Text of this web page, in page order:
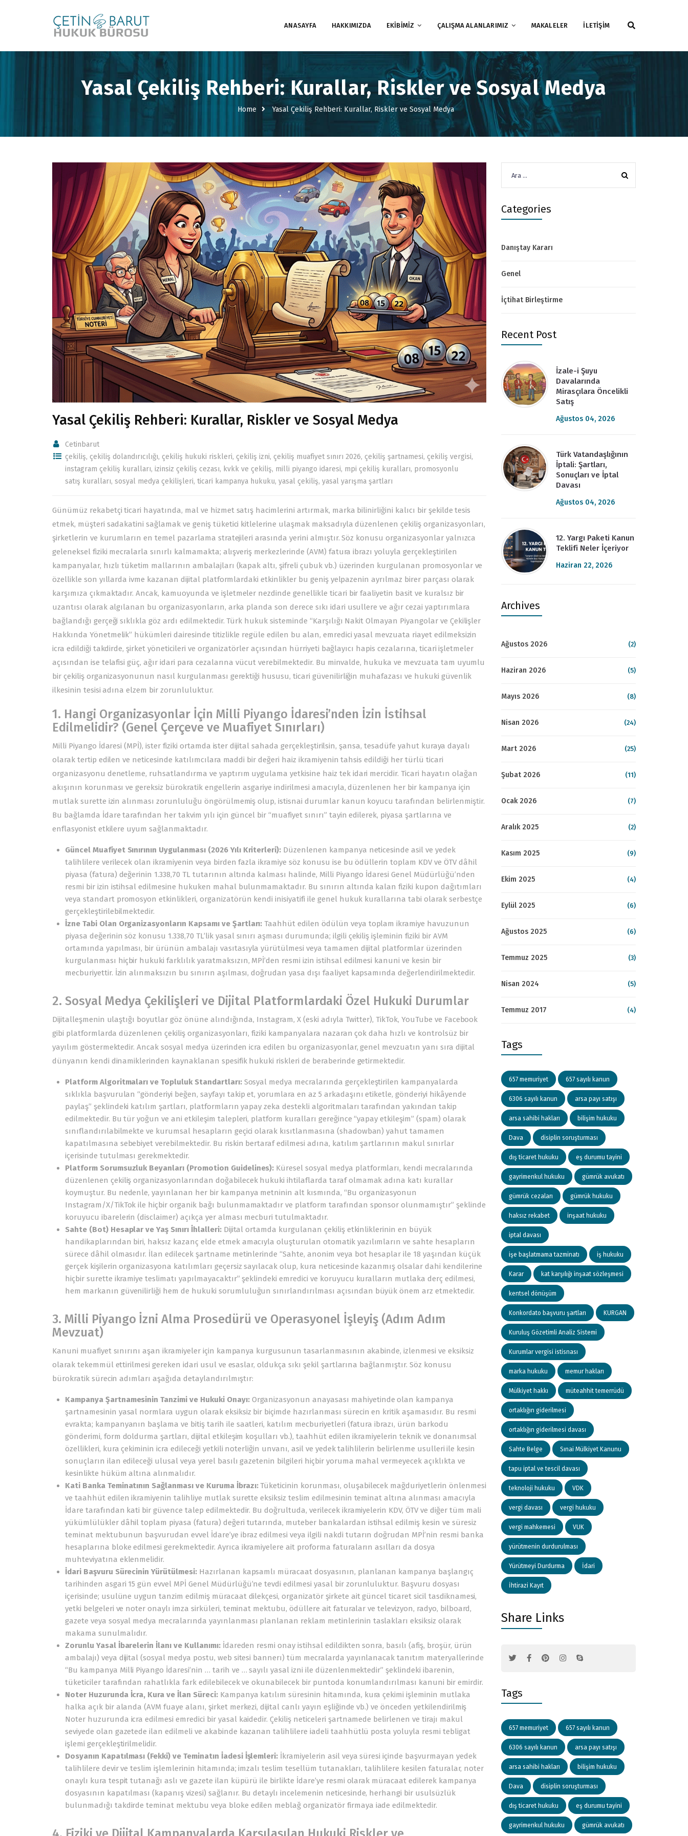
ANASAYFA HAKKIMIZDA EKİBİMİZ ÇALIŞMA ALANLARIMIZ MAKALELER İLETİŞİM
Yasal Çekiliş Rehberi: Kurallar, Riskler ve Sosyal Medya
Home Yasal Çekiliş Rehberi: Kurallar, Riskler ve Sosyal Medya
Yasal Çekiliş Rehberi: Kurallar, Riskler ve Sosyal Medya
Cetinbarut
çekiliş, çekiliş dolandırıcılığı, çekiliş hukuki riskleri, çekiliş izni, çekiliş muafiyet sınırı 2026, çekiliş şartnamesi, çekiliş vergisi,
instagram çekiliş kuralları, izinsiz çekiliş cezası, kvkk ve çekiliş, milli piyango idaresi, mpi çekiliş kuralları, promosyonlu
satış kuralları, sosyal medya çekilişleri, ticari kampanya hukuku, yasal çekiliş, yasal yarışma şartları
Günümüz rekabetçi ticari hayatında, mal ve hizmet satış hacimlerini artırmak, marka bilinirliğini kalıcı bir şekilde tesis
etmek, müşteri sadakatini sağlamak ve geniş tüketici kitlelerine ulaşmak maksadıyla düzenlenen çekiliş organizasyonları,
şirketlerin ve kurumların en temel pazarlama stratejileri arasında yerini almıştır. Söz konusu organizasyonlar yalnızca
geleneksel fiziki mecralarla sınırlı kalmamakta; alışveriş merkezlerinde (AVM) fatura ibrazı yoluyla gerçekleştirilen
kampanyalar, hızlı tüketim mallarının ambalajları (kapak altı, şifreli çubuk vb.) üzerinden kurgulanan promosyonlar ve
özellikle son yıllarda ivme kazanan dijital platformlardaki etkinlikler bu geniş yelpazenin ayrılmaz birer parçası olarak
karşımıza çıkmaktadır. Ancak, kamuoyunda ve işletmeler nezdinde genellikle ticari bir faaliyetin basit ve kuralsız bir
uzantısı olarak algılanan bu organizasyonların, arka planda son derece sıkı idari usullere ve ağır cezai yaptırımlara
bağlandığı gerçeği sıklıkla göz ardı edilmektedir. Türk hukuk sisteminde “Karşılığı Nakit Olmayan Piyangolar ve Çekilişler
Hakkında Yönetmelik” hükümleri dairesinde titizlikle regüle edilen bu alan, emredici yasal mevzuata riayet edilmeksizin
icra edildiği takdirde, şirket yöneticileri ve organizatörler açısından hürriyeti bağlayıcı hapis cezalarına, ticari işletmeler
açısından ise telafisi güç, ağır idari para cezalarına vücut verebilmektedir. Bu minvalde, hukuka ve mevzuata tam uyumlu
bir çekiliş organizasyonunun nasıl kurgulanması gerektiği hususu, ticari güvenilirliğin muhafazası ve hukuki güvenlik
ilkesinin tesisi adına elzem bir zorunluluktur.
1. Hangi Organizasyonlar İçin Milli Piyango İdaresi’nden İzin İstihsal
Edilmelidir? (Genel Çerçeve ve Muafiyet Sınırları)
Milli Piyango İdaresi (MPİ), ister fiziki ortamda ister dijital sahada gerçekleştirilsin, şansa, tesadüfe yahut kuraya dayalı
olarak tertip edilen ve neticesinde katılımcılara maddi bir değeri haiz ikramiyenin tahsis edildiği her türlü ticari
organizasyonu denetleme, ruhsatlandırma ve yaptırım uygulama yetkisine haiz tek idari mercidir. Ticari hayatın olağan
akışının korunması ve gereksiz bürokratik engellerin asgariye indirilmesi amacıyla, düzenlenen her bir kampanya için
mutlak surette izin alınması zorunluluğu öngörülmemiş olup, istisnai durumlar kanun koyucu tarafından belirlenmiştir.
Bu bağlamda İdare tarafından her takvim yılı için güncel bir “muafiyet sınırı” tayin edilerek, piyasa şartlarına ve
enflasyonist etkilere uyum sağlanmaktadır.
Güncel Muafiyet Sınırının Uygulanması (2026 Yılı Kriterleri): Düzenlenen kampanya neticesinde asil ve yedek
talihlilere verilecek olan ikramiyenin veya birden fazla ikramiye söz konusu ise bu ödüllerin toplam KDV ve ÖTV dâhil
piyasa (fatura) değerinin 1.338,70 TL tutarının altında kalması halinde, Milli Piyango İdaresi Genel Müdürlüğü’nden
resmi bir izin istihsal edilmesine hukuken mahal bulunmamaktadır. Bu sınırın altında kalan fiziki kupon dağıtımları
veya standart promosyon etkinlikleri, organizatörün kendi inisiyatifi ile genel hukuk kurallarına tabi olarak serbestçe
gerçekleştirilebilmektedir.
İzne Tabi Olan Organizasyonların Kapsamı ve Şartları: Taahhüt edilen ödülün veya toplam ikramiye havuzunun
piyasa değerinin söz konusu 1.338,70 TL’lik yasal sınırı aşması durumunda; ilgili çekiliş işleminin fiziki bir AVM
ortamında yapılması, bir ürünün ambalajı vasıtasıyla yürütülmesi veya tamamen dijital platformlar üzerinden
kurgulanması hiçbir hukuki farklılık yaratmaksızın, MPİ’den resmi izin istihsal edilmesi kanuni ve kesin bir
mecburiyettir. İzin alınmaksızın bu sınırın aşılması, doğrudan yasa dışı faaliyet kapsamında değerlendirilmektedir.
2. Sosyal Medya Çekilişleri ve Dijital Platformlardaki Özel Hukuki Durumlar
Dijitalleşmenin ulaştığı boyutlar göz önüne alındığında, Instagram, X (eski adıyla Twitter), TikTok, YouTube ve Facebook
gibi platformlarda düzenlenen çekiliş organizasyonları, fiziki kampanyalara nazaran çok daha hızlı ve kontrolsüz bir
yayılım göstermektedir. Ancak sosyal medya üzerinden icra edilen bu organizasyonlar, genel mevzuatın yanı sıra dijital
dünyanın kendi dinamiklerinden kaynaklanan spesifik hukuki riskleri de beraberinde getirmektedir.
Platform Algoritmaları ve Topluluk Standartları:Sosyal medya mecralarında gerçekleştirilen kampanyalarda
sıklıkla başvurulan “gönderiyi beğen, sayfayı takip et, yorumlara en az 5 arkadaşını etiketle, gönderiyi hikâyende
paylaş” şeklindeki katılım şartları, platformların yapay zeka destekli algoritmaları tarafından yakından takip
edilmektedir. Bu tür yoğun ve ani etkileşim talepleri, platform kuralları gereğince “yapay etkileşim” (spam) olarak
sınıflandırılabilmekte ve kurumsal hesapların geçici olarak kısıtlanmasına (shadowban) yahut tamamen
kapatılmasına sebebiyet verebilmektedir. Bu riskin bertaraf edilmesi adına, katılım şartlarının makul sınırlar
içerisinde tutulması gerekmektedir.
Platform Sorumsuzluk Beyanları (Promotion Guidelines): Küresel sosyal medya platformları, kendi mecralarında
düzenlenen çekiliş organizasyonlarından doğabilecek hukuki ihtilaflarda taraf olmamak adına katı kurallar
koymuştur. Bu nedenle, yayınlanan her bir kampanya metninin alt kısmında, “Bu organizasyonun
Instagram/X/TikTok ile hiçbir organik bağı bulunmamaktadır ve platform tarafından sponsor olunmamıştır” şeklinde
koruyucu ibarelerin (disclaimer) açıkça yer alması mecburi tutulmaktadır.
Sahte (Bot) Hesaplar ve Yaş Sınırı İhlalleri:Dijital ortamda kurgulanan çekiliş etkinliklerinin en büyük
handikaplarından biri, haksız kazanç elde etmek amacıyla oluşturulan otomatik yazılımların ve sahte hesapların
sürece dâhil olmasıdır. İlan edilecek şartname metinlerinde “Sahte, anonim veya bot hesaplar ile 18 yaşından küçük
gerçek kişilerin organizasyona katılımları geçersiz sayılacak olup, kura neticesinde kazanmış olsalar dahi kendilerine
hiçbir surette ikramiye teslimatı yapılmayacaktır” şeklindeki emredici ve koruyucu kuralların mutlaka derç edilmesi,
hem markanın güvenilirliği hem de hukuki sorumluluğun sınırlandırılması açısından büyük önem arz etmektedir.
3. Milli Piyango İzni Alma Prosedürü ve Operasyonel İşleyiş (Adım Adım
Mevzuat)
Kanuni muafiyet sınırını aşan ikramiyeler için kampanya kurgusunun tasarlanmasının akabinde, izlenmesi ve eksiksiz
olarak tekemmül ettirilmesi gereken idari usul ve esaslar, oldukça sıkı şekil şartlarına bağlanmıştır. Söz konusu
bürokratik sürecin adımları aşağıda detaylandırılmıştır:
Kampanya Şartnamesinin Tanzimi ve Hukuki Onayı:Organizasyonun anayasası mahiyetinde olan kampanya
şartnamesinin yasal normlara uygun olarak eksiksiz bir biçimde hazırlanması sürecin en kritik aşamasıdır. Bu resmi
evrakta; kampanyanın başlama ve bitiş tarih ile saatleri, katılım mecburiyetleri (fatura ibrazı, ürün barkodu
gönderimi, form doldurma şartları, dijital etkileşim koşulları vb.), taahhüt edilen ikramiyelerin teknik ve donanımsal
özellikleri, kura çekiminin icra edileceği yetkili noterliğin unvanı, asil ve yedek talihlilerin belirlenme usulleri ile kesin
sonuçların ilan edileceği ulusal veya yerel basılı gazetenin bilgileri hiçbir yoruma mahal vermeyecek açıklıkta ve
kesinlikte hüküm altına alınmalıdır.
Kati Banka Teminatının Sağlanması ve Kuruma İbrazı:Tüketicinin korunması, oluşabilecek mağduriyetlerin önlenmesi
ve taahhüt edilen ikramiyenin talihliye mutlak surette eksiksiz teslim edilmesinin teminat altına alınması amacıyla
İdare tarafından kati bir güvence talep edilmektedir. Bu doğrultuda, verilecek ikramiyelerin KDV, ÖTV ve diğer tüm mali
yükümlülükler dâhil toplam piyasa (fatura) değeri tutarında, muteber bankalardan istihsal edilmiş kesin ve süresiz
teminat mektubunun başvurudan evvel İdare’ye ibraz edilmesi veya ilgili nakdi tutarın doğrudan MPİ’nin resmi banka
hesaplarına bloke edilmesi gerekmektedir. Ayrıca ikramiyelere ait proforma faturaların asılları da dosya
muhteviyatına eklenmelidir.
İdari Başvuru Sürecinin Yürütülmesi:Hazırlanan kapsamlı müracaat dosyasının, planlanan kampanya başlangıç
tarihinden asgari 15 gün evvel MPİ Genel Müdürlüğü’ne tevdi edilmesi yasal bir zorunluluktur. Başvuru dosyası
içerisinde; usulüne uygun tanzim edilmiş müracaat dilekçesi, organizatör şirkete ait güncel ticaret sicil tasdiknamesi,
yetki belgeleri ve noter onaylı imza sirküleri, teminat mektubu, ödüllere ait faturalar ve televizyon, radyo, bilboard,
gazete veya sosyal medya mecralarında yayınlanması planlanan reklam metinlerinin taslakları eksiksiz olarak
makama sunulmalıdır.
Zorunlu Yasal İbarelerin İlanı ve Kullanımı:İdareden resmi onay istihsal edildikten sonra, basılı (afiş, broşür, ürün
ambalajı) veya dijital (sosyal medya postu, web sitesi bannerı) tüm mecralarda yayınlanacak tanıtım materyallerinde
“Bu kampanya Milli Piyango İdaresi’nin … tarih ve … sayılı yasal izni ile düzenlenmektedir” şeklindeki ibarenin,
tüketiciler tarafından rahatlıkla fark edilebilecek ve okunabilecek bir puntoda konumlandırılması kanuni bir emirdir.
Noter Huzurunda İcra, Kura ve İlan Süreci:Kampanya katılım süresinin hitamında, kura çekimi işleminin mutlaka
halka açık bir alanda (AVM fuaye alanı, şirket merkezi, dijital canlı yayın eşliğinde vb.) ve önceden yetkilendirilmiş
Noter huzurunda icra edilmesi emredici bir yasal kaidedir. Çekiliş neticeleri şartnamede belirlenen ve tirajı makul
seviyede olan gazetede ilan edilmeli ve akabinde kazanan talihlilere iadeli taahhütlü posta yoluyla resmi tebligat
işlemi gerçekleştirilmelidir.
Dosyanın Kapatılması (Fekki) ve Teminatın İadesi İşlemleri: İkramiyelerin asil veya süresi içinde başvurmayan yedek
talihlilere devir ve teslim işlemlerinin hitamında; imzalı teslim tesellüm tutanakları, talihlilere kesilen faturalar, noter
onaylı kura tespit tutanağı aslı ve gazete ilan küpürü ile birlikte İdare’ye resmi olarak müracaat edilerek kampanya
dosyasının kapatılması (kapanış vizesi) sağlanır. Bu detaylı incelemenin neticesinde, herhangi bir usulsüzlük
bulunmadığı takdirde teminat mektubu veya bloke edilen meblağ organizatör firmaya iade edilmektedir.
Categories
Danıştay Kararı
Genel
İçtihat Birleştirme
Recent Post
İzale-i Şuyu
Davalarında
Mirasçılara Öncelikli
Satış
Ağustos 04, 2026
Türk Vatandaşlığının
İptali: Şartları,
Sonuçları ve İptal
Davası
Ağustos 04, 2026
12. Yargı Paketi Kanun
Teklifi Neler İçeriyor
Haziran 22, 2026
Archives
Ağustos 2026 (2)
Haziran 2026 (5)
Mayıs 2026 (8)
Nisan 2026 (24)
Mart 2026 (25)
Şubat 2026 (11)
Ocak 2026 (7)
Aralık 2025 (2)
Kasım 2025 (9)
Ekim 2025 (4)
Eylül 2025 (6)
Ağustos 2025 (6)
Temmuz 2025 (3)
Nisan 2024 (5)
Temmuz 2017 (4)
Tags
657 memuriyet 657 sayılı kanun
6306 sayılı kanun arsa payı satışı
arsa sahibi hakları bilişim hukuku
Dava disiplin soruşturması
dış ticaret hukuku eş durumu tayini
gayrimenkul hukuku gümrük avukatı
gümrük cezaları gümrük hukuku
haksız rekabet inşaat hukuku
iptal davası
işe başlatmama tazminatı iş hukuku
Karar kat karşılığı inşaat sözleşmesi
kentsel dönüşüm
Konkordato başvuru şartları KURGAN
Kuruluş Gözetimli Analiz Sistemi
Kurumlar vergisi istisnası
marka hukuku memur hakları
Mülkiyet hakkı müteahhit temerrüdü
ortaklığın giderilmesi
ortaklığın giderilmesi davası
Sahte Belge Sınai Mülkiyet Kanunu
tapu iptal ve tescil davası
teknoloji hukuku VDK
vergi davası vergi hukuku
vergi mahkemesi VUK
yürütmenin durdurulması
Yürütmeyi Durdurma İdari
İhtirazi Kayıt
Share Links
Tags
657 memuriyet 657 sayılı kanun
6306 sayılı kanun arsa payı satışı
arsa sahibi hakları bilişim hukuku
Dava disiplin soruşturması
dış ticaret hukuku eş durumu tayini
gayrimenkul hukuku gümrük avukatı